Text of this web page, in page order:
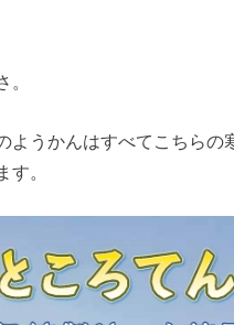
ようかんはすべてこちらの
。